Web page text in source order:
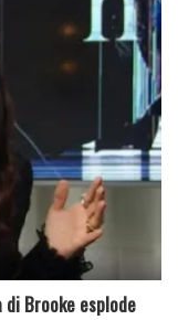
di Brooke esplode